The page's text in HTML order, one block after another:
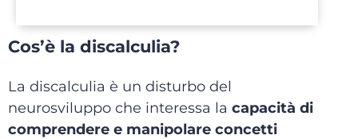
Cos’è la discalculia?
La discalculia è un disturbo del
neurosviluppo che interessa la capacità di
comprendere e manipolare concetti